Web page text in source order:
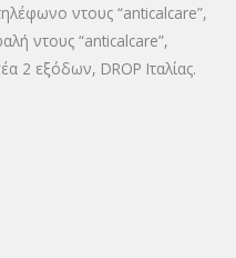
ντους “anticalcare”,
ντους “anticalcare”,
2 εξόδων, DROP Ιταλίας.